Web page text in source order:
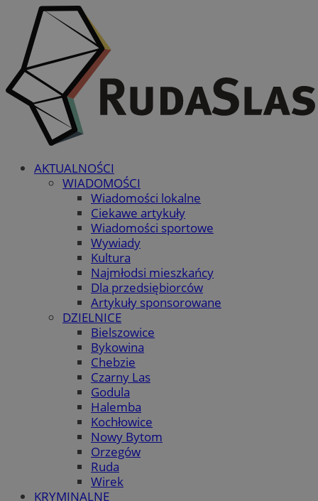
AKTUALNOŚCI
WIADOMOŚCI
Wiadomości lokalne
Ciekawe artykuły
Wiadomości sportowe
Wywiady
Kultura
Najmłodsi mieszkańcy
Dla przedsiębiorców
Artykuły sponsorowane
DZIELNICE
Bielszowice
Bykowina
Chebzie
Czarny Las
Godula
Halemba
Kochłowice
Nowy Bytom
Orzegów
Ruda
Wirek
KRYMINALNE